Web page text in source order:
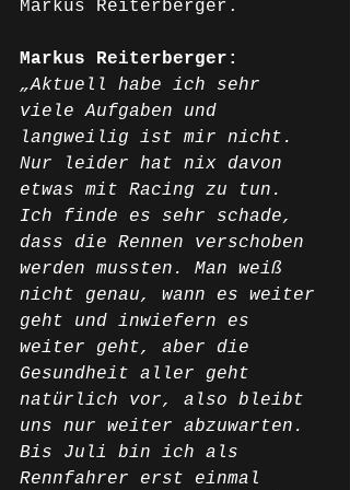
Markus Reiterberger.
Markus Reiterberger:
„Aktuell habe ich sehr
viele Aufgaben und
langweilig ist mir nicht.
Nur leider hat nix davon
etwas mit Racing zu tun.
Ich finde es sehr schade,
dass die Rennen verschoben
werden mussten. Man weiß
nicht genau, wann es weiter
geht und inwiefern es
weiter geht, aber die
Gesundheit aller geht
natürlich vor, also bleibt
uns nur weiter abzuwarten.
Bis Juli bin ich als
Rennfahrer erst einmal